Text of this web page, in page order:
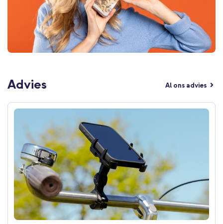
Advies Al ons advies